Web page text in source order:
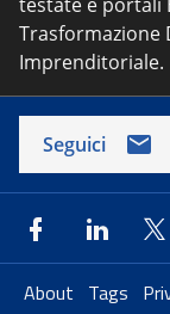
Trasformazione
Imprenditoriale.
Seguici
About Tags